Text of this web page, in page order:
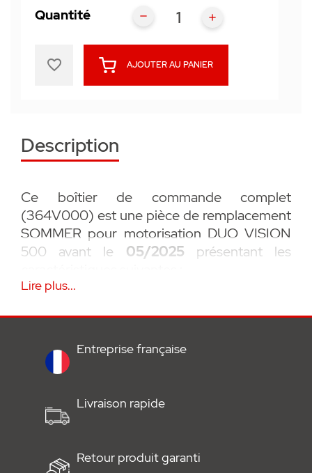
Quantité
AJOUTER AU PANIER
favorite_border
Description
Ce boîtier de commande complet
(364V000) est une pièce de remplacement
SOMMER pour motorisation DUO VISION
500 avant le 05/2025 présentant les
• Comprenant une platine de commande
transformateur à carcasse
• Pièce de rechange, détachée
Lire plus...
Entreprise française
Livraison rapide
Retour produit garanti